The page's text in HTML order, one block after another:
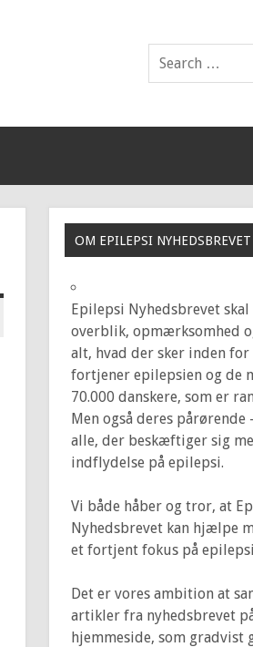
OM EPILEPSI NYHEDSBREVET
Epilepsi Nyhedsbrevet skal
overblik, opmærksomhed
alt, hvad der sker inden
fortjener epilepsien og de
70.000 danskere, som er
Men også deres pårørende
alle, der beskæftiger sig
indflydelse på epilepsi.
Vi både håber og tror, at
Nyhedsbrevet kan hjælpe
et fortjent fokus på
Det er vores ambition at
artikler fra nyhedsbrevet
hjemmeside, som gradvist